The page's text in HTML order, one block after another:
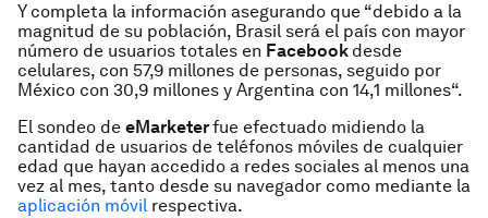
Y completa la información asegurando que “debido a la
magnitud de su población, Brasil será el país con mayor
número de usuarios totales en Facebook desde
celulares, con 57,9 millones de personas, seguido por
México con 30,9 millones y Argentina con 14,1 millones“.
El sondeo de eMarketerfue efectuado midiendo la
cantidad de usuarios de teléfonos móviles de cualquier
edad que hayan accedido a redes sociales al menos una
vez al mes, tanto desde su navegador como mediante la
aplicación móvil respectiva.